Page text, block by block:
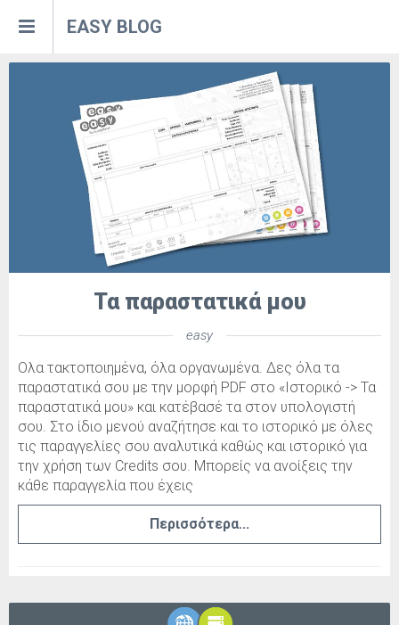
EASY BLOG
Τα παραστατικά μου
easy
Ολα τακτοποιημένα, όλα οργανωμένα. Δες όλα τα
παραστατικά σου με την μορφή PDF στο «Ιστορικό -> Τα
παραστατικά μου» και κατέβασέ τα στον υπολογιστή
σου. Στο ίδιο μενού αναζήτησε και το ιστορικό με όλες
τις παραγγελίες σου αναλυτικά καθώς και ιστορικό για
την χρήση των Credits σου. Μπορείς να ανοίξεις την
κάθε παραγγελία που έχεις
Περισσότερα...